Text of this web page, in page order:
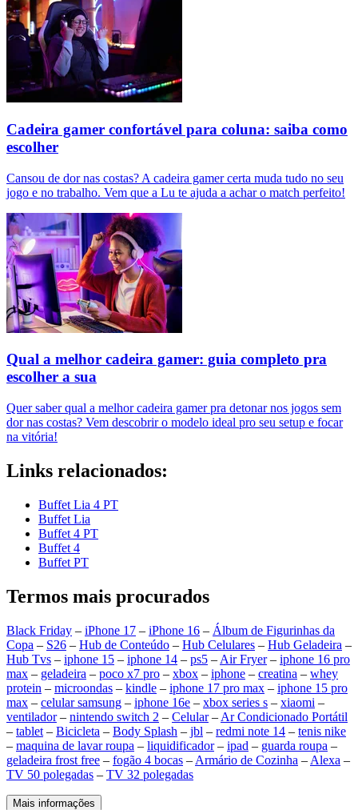
Cadeira gamer confortável para coluna: saiba como
escolher
Cansou de dor nas costas? A cadeira gamer certa muda tudo no seu
jogo e no trabalho. Vem que a Lu te ajuda a achar o match perfeito!
Qual a melhor cadeira gamer: guia completo pra
escolher a sua
Quer saber qual a melhor cadeira gamer pra detonar nos jogos sem
dor nas costas? Vem descobrir o modelo ideal pro seu setup e focar
na vitória!
Links relacionados:
Buffet Lia 4 PT
Buffet Lia
Buffet 4 PT
Buffet 4
Buffet PT
Termos mais procurados
Black Friday – iPhone 17 – iPhone 16 – Álbum de Figurinhas da
Copa – S26 – Hub de Conteúdo – Hub Celulares – Hub Geladeira –
Hub Tvs – iphone 15 – iphone 14 – ps5 – Air Fryer– iphone 16 pro
max – geladeira – poco x7 pro – xbox – iphone – creatina – whey
protein – microondas – kindle – iphone 17 pro max – iphone 15 pro
max – celular samsung – iphone 16e – xbox series s – xiaomi –
ventilador– nintendo switch 2 – Celular– Ar Condicionado Portátil
– tablet – Bicicleta – Body Splash – jbl – redmi note 14 – tenis nike
– maquina de lavar roupa – liquidificador– ipad – guarda roupa –
geladeira frost free – fogão 4 bocas – Armário de Cozinha – Alexa –
TV 50 polegadas – TV 32 polegadas
Mais informações